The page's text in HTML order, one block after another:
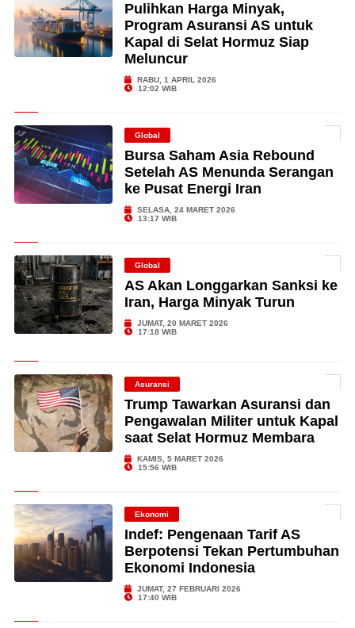
Pulihkan Harga Minyak,
Program Asuransi AS untuk
Kapal di Selat Hormuz Siap
Meluncur
RABU, 1 APRIL 2026
12:02 WIB
Global
Bursa Saham Asia Rebound
Setelah AS Menunda Serangan
ke Pusat Energi Iran
SELASA, 24 MARET 2026
13:17 WIB
Global
AS Akan Longgarkan Sanksi ke
Iran, Harga Minyak Turun
JUMAT, 20 MARET 2026
17:18 WIB
Asuransi
Trump Tawarkan Asuransi dan
Pengawalan Militer untuk Kapal
saat Selat Hormuz Membara
KAMIS, 5 MARET 2026
15:56 WIB
Ekonomi
Indef: Pengenaan Tarif AS
Berpotensi Tekan Pertumbuhan
Ekonomi Indonesia
JUMAT, 27 FEBRUARI 2026
17:40 WIB